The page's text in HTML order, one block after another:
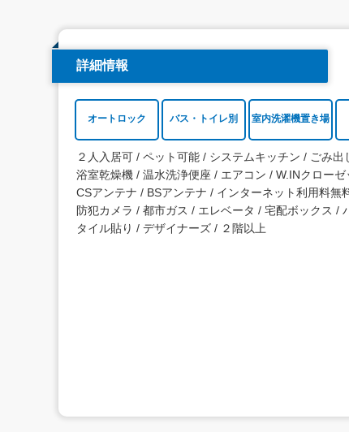
詳細情報
オートロック バス・トイレ別 室内洗濯機置き場
２人入居可 ペット可能 システムキッチン ごみ出
浴室乾燥機
温水洗浄便座 エアコン W.INクローゼ
CSアンテナ
BSアンテナ インターネット利用料無
防犯カメラ
都市ガス エレベータ 宅配ボックス
タイル貼り
デザイナーズ ２階以上